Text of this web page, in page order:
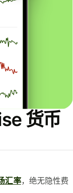
货币
汇率，绝无隐性费